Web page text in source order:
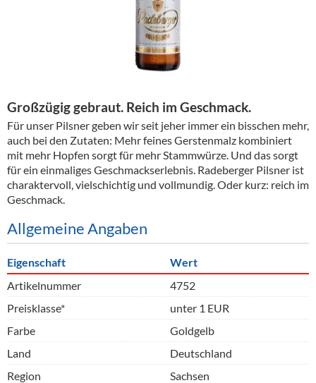
Großzügig gebraut. Reich im Geschmack.
Für unser Pilsner geben wir seit jeher immer ein bisschen mehr,
auch bei den Zutaten: Mehr feines Gerstenmalz kombiniert
mit mehr Hopfen sorgt für mehr Stammwürze. Und das sorgt
für ein einmaliges Geschmackserlebnis. Radeberger Pilsner ist
charaktervoll, vielschichtig und vollmundig. Oder kurz: reich im
Geschmack.
Allgemeine Angaben
Eigenschaft
Wert
Artikelnummer
4752
Preisklasse*
unter 1 EUR
Farbe
Goldgelb
Land
Deutschland
Region
Sachsen